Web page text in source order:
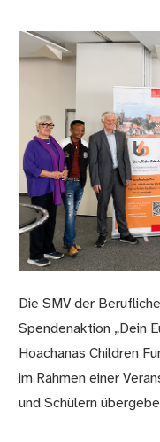
Die SMV der
Spendenaktion „Dein
Hoachanas Children
im Rahmen einer
und Schülern